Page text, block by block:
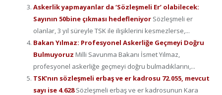
Askerlik yapmayanlar da ‘Sözleşmeli Er’ olabilecek:
Sayının 50bine çıkması hedefleniyor Sözleşmeli er
olanlar, 3 yıl süreyle TSK ile ilişiklerini kesmezlerse,...
Bakan Yılmaz: Profesyonel Askerliğe Geçmeyi Doğru
Bulmuyoruz Milli Savunma Bakanı İsmet Yılmaz,
profesyonel askerliğe geçmeyi doğru bulmadıklarını,...
TSK’nın sözleşmeli erbaş ve er kadrosu 72.055, mevcut
sayı ise 4.628Sözleşmeli erbaş ve er kadrosunun Kara